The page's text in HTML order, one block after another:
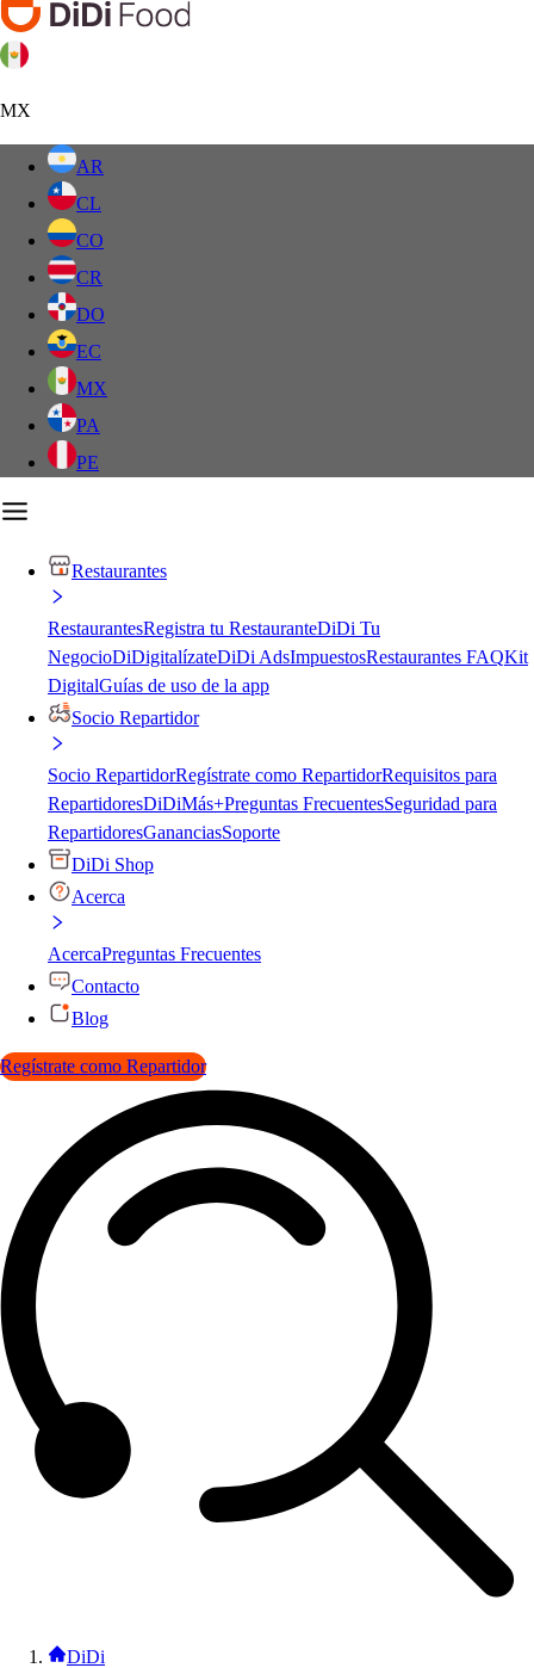
MX
AR
CL
CO
CR
DO
EC
MX
PA
PE
Restaurantes
RestaurantesRegistra tu RestauranteDiDi Tu
NegocioDiDigitalízateDiDi AdsImpuestosRestaurantes FAQKit
DigitalGuías de uso de la app
Socio Repartidor
Socio RepartidorRegístrate como RepartidorRequisitos para
RepartidoresDiDiMás+Preguntas FrecuentesSeguridad para
RepartidoresGananciasSoporte
DiDi Shop
Acerca
AcercaPreguntas Frecuentes
Contacto
Blog
Regístrate como Repartidor
DiDi